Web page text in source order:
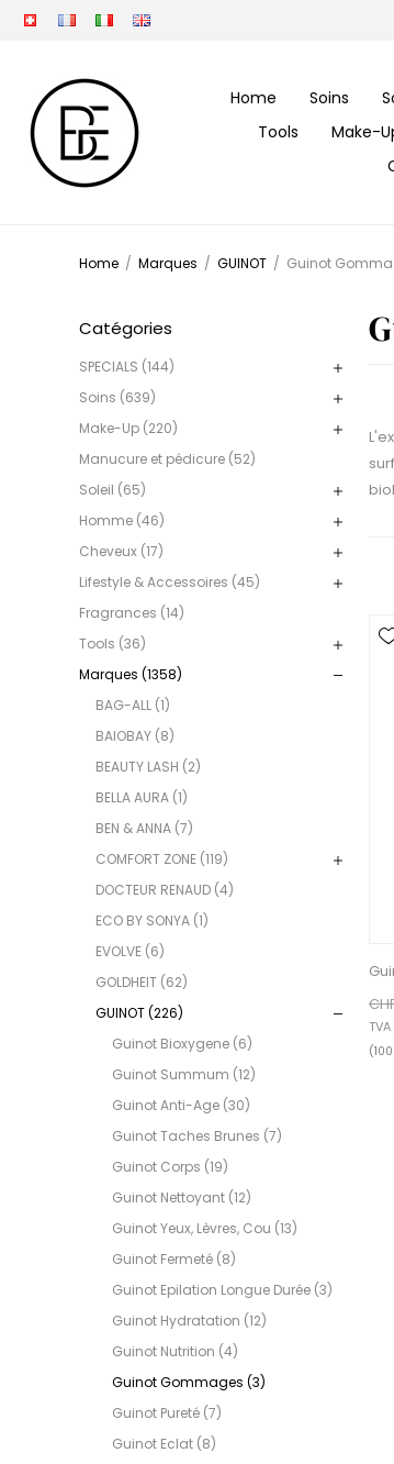
Home Soins
Tools
Make-
Home / Marques / GUINOT / Guinot
Catégories
SPECIALS (144)
Soins (639)
Make-Up (220)
Manucure et pédicure (52)
Soleil (65)
Homme (46)
Cheveux (17)
Lifestyle & Accessoires (45)
Fragrances (14)
Tools (36)
Marques (1358)
BAG-ALL (1)
BAIOBAY (8)
BEAUTY LASH (2)
BELLA AURA (1)
BEN & ANNA (7)
COMFORT ZONE (119)
DOCTEUR RENAUD (4)
ECO BY SONYA (1)
EVOLVE (6)
GOLDHEIT (62)
GUINOT (226)
Guinot Bioxygene (6)
Guinot Summum (12)
Guinot Anti-Age (30)
Guinot Taches Brunes (7)
Guinot Corps (19)
Guinot Nettoyant (12)
Guinot Yeux, Lèvres, Cou (13)
Guinot Fermeté (8)
Guinot Epilation Longue Durée (3)
Guinot Hydratation (12)
Guinot Nutrition (4)
Guinot Gommages (3)
Guinot Pureté (7)
Guinot Eclat (8)